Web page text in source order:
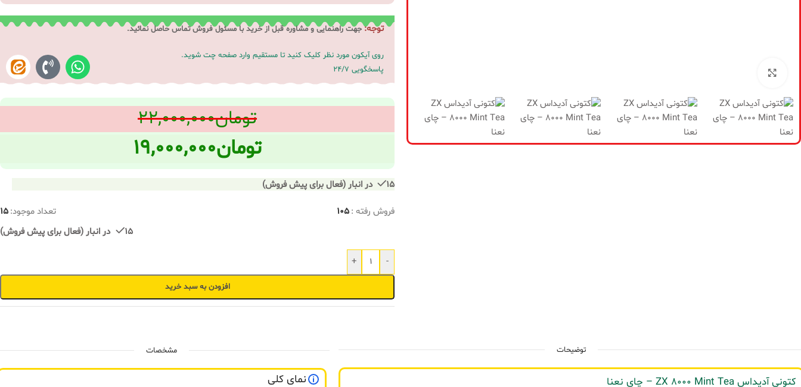
منتشر شد
توجه:جهت راهنمایی و مشاوره قبل از خرید با مسئول فروش تماس حاصل نمائید.
روی آیکون مورد نظر کلیک کنید تا مستقیم وارد صفحه چت شوید.
پاسخگویی 24/7
تومان۲۲,۰۰۰,۰۰۰
تومان۱۹,۰۰۰,۰۰۰
15 در انبار (فعال برای پیش فروش)
فروش رفته :105 تعداد موجود:15
15 در انبار (فعال برای پیش فروش)
-
+
افزودن به سبد خرید
توضیحات
کتونی آدیداس ZX 8000 Mint Tea – چای نعنا
مشخصات
نمای کلی